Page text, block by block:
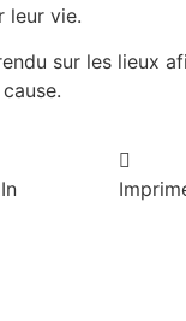
leur vie.
sur les lieux